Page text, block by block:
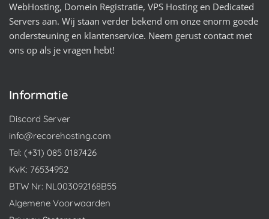
WebHosting, Domein Registratie, VPS Hosting en Dedicated
Servers aan. Wij staan verder bekend om onze enorm goede
ondersteuning en klantenservice. Neem gerust contact met
ons op als je vragen hebt!
Informatie
Discord Server
info@recorehosting.com
Tel: (+31) 085 0187426
KvK: 76534952
BTW Nr: NL003092168B55
Algemene Voorwaarden